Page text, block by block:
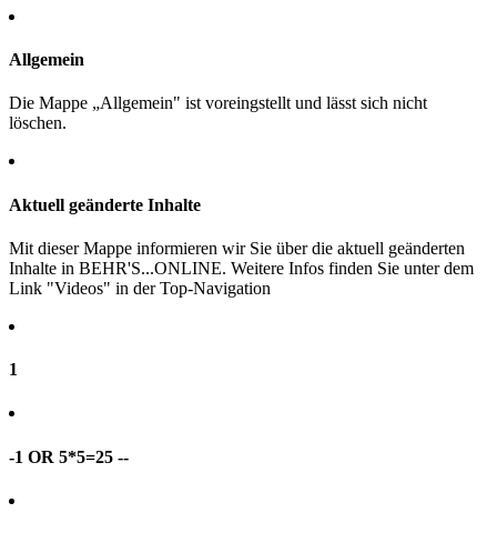
Allgemein
Die Mappe „Allgemein" ist voreingstellt und lässt sich nicht
löschen.
Aktuell geänderte Inhalte
Mit dieser Mappe informieren wir Sie über die aktuell geänderten
Inhalte in BEHR'S...ONLINE. Weitere Infos finden Sie unter dem
Link "Videos" in der Top-Navigation
1
-1 OR 5*5=25 --